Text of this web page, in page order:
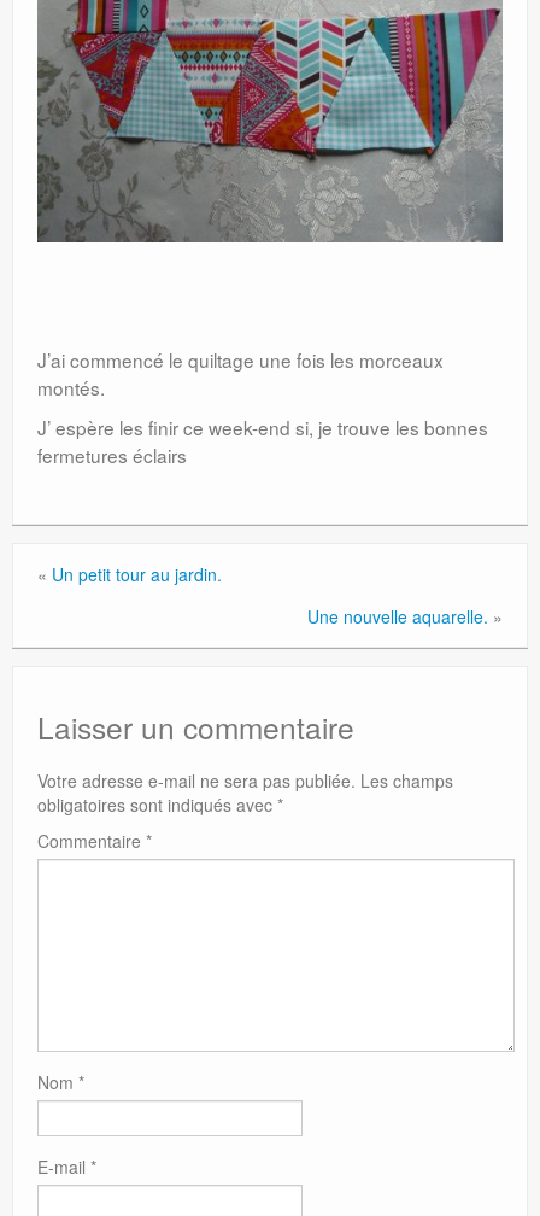
J’ai commencé le quiltage une fois les morceaux
montés.
J’ espère les finir ce week-end si, je trouve les bonnes
fermetures éclairs
« Un petit tour au jardin.
Une nouvelle aquarelle. »
Laisser un commentaire
Votre adresse e-mail ne sera pas publiée. Les champs
obligatoires sont indiqués avec *
Commentaire *
Nom *
E-mail *